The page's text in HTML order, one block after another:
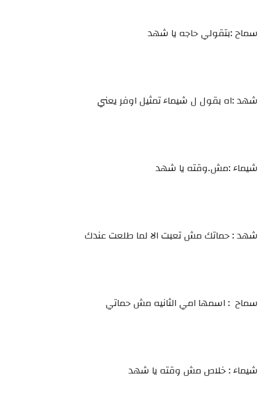
سماح :بتقولي حاجه يا شهد
شهد :اه بقول ل شيماء تمثيل اوفر يعني
شيماء :مش.وقته يا شهد
شهد : حماتك مش تعبت الا لما طلعت عندك
سماح : اسمها امي الثانيه مش حماتي
شيماء : خلاص مش وقته يا شهد